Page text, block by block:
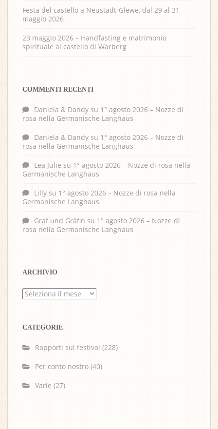
Festa del castello a Neustadt-Glewe, dal 29 al 31
maggio 2026
23 maggio 2026 – Handfasting e matrimonio
spirituale al castello di Warberg
COMMENTI RECENTI
Daniela & Dandy su 1° agosto 2026 – Nozze di
rosa nella Germanische Langhaus
Daniela & Dandy su 1° agosto 2026 – Nozze di
rosa nella Germanische Langhaus
Lea Julie su 1° agosto 2026 – Nozze di rosa nella
Germanische Langhaus
Lilly su 1° agosto 2026 – Nozze di rosa nella
Germanische Langhaus
Graf und Gräfin su 1° agosto 2026 – Nozze di
rosa nella Germanische Langhaus
ARCHIVIO
Archivio
CATEGORIE
Rapporti sul festival (228)
Per conto nostro (40)
Varie (27)